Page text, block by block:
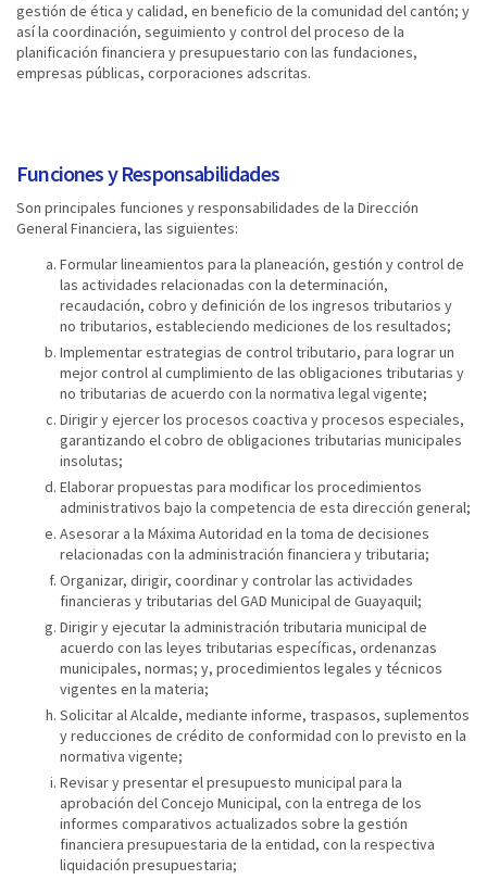
gestión de ética y calidad, en beneficio de la comunidad del cantón; y
así la coordinación, seguimiento y control del proceso de la
planificación financiera y presupuestario con las fundaciones,
empresas públicas, corporaciones adscritas.
Funciones y Responsabilidades
Son principales funciones y responsabilidades de la Dirección
General Financiera, las siguientes:
Formular lineamientos para la planeación, gestión y control de
las actividades relacionadas con la determinación,
recaudación, cobro y definición de los ingresos tributarios y
no tributarios, estableciendo mediciones de los resultados;
Implementar estrategias de control tributario, para lograr un
mejor control al cumplimiento de las obligaciones tributarias y
no tributarias de acuerdo con la normativa legal vigente;
Dirigir y ejercer los procesos coactiva y procesos especiales,
garantizando el cobro de obligaciones tributarias municipales
insolutas;
Elaborar propuestas para modificar los procedimientos
administrativos bajo la competencia de esta dirección general;
Asesorar a la Máxima Autoridad en la toma de decisiones
relacionadas con la administración financiera y tributaria;
Organizar, dirigir, coordinar y controlar las actividades
financieras y tributarias del GAD Municipal de Guayaquil;
Dirigir y ejecutar la administración tributaria municipal de
acuerdo con las leyes tributarias específicas, ordenanzas
municipales, normas; y, procedimientos legales y técnicos
vigentes en la materia;
Solicitar al Alcalde, mediante informe, traspasos, suplementos
y reducciones de crédito de conformidad con lo previsto en la
normativa vigente;
Revisar y presentar el presupuesto municipal para la
aprobación del Concejo Municipal, con la entrega de los
informes comparativos actualizados sobre la gestión
financiera presupuestaria de la entidad, con la respectiva
liquidación presupuestaria;